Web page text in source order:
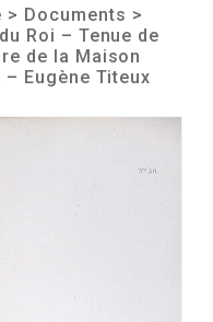
> Documents >
Roi – Tenue de
de la Maison
Eugène Titeux